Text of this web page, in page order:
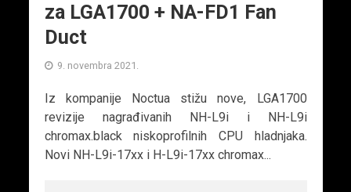
za LGA1700 + NA-FD1 Fan
Duct
9. novembra 2021.
Iz kompanije Noctua stižu nove, LGA1700
revizije nagrađivanih NH-L9i i NH-L9i
chromax.black niskoprofilnih CPU hladnjaka.
Novi NH-L9i-17xx i H-L9i-17xx chromax...